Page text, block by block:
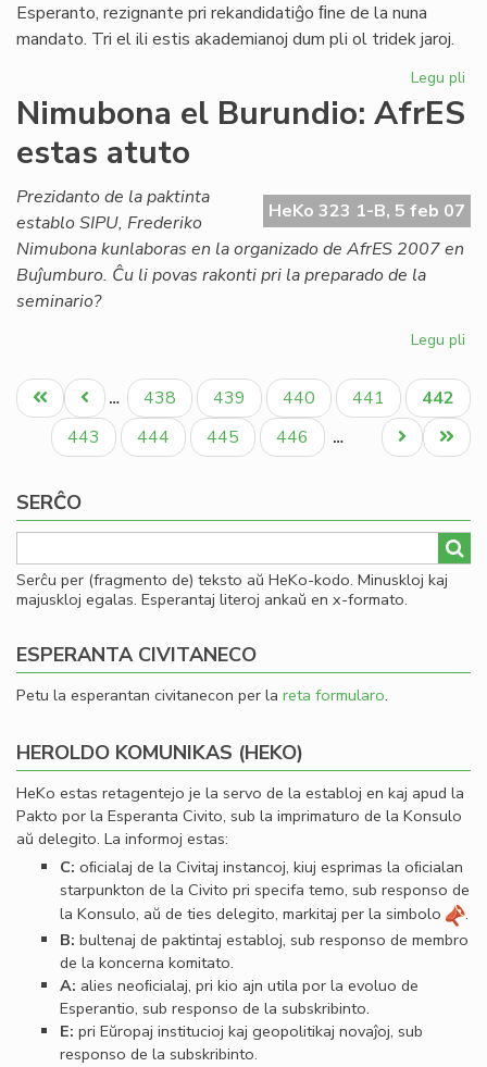
Esperanto, rezignante pri rekandidatiĝo ﬁne de la nuna
mandato. Tri el ili estis akademianoj dum pli ol tridek jaroj.
Legu pli
Nimubona el Burundio: AfrES
estas atuto
HeKo 323 1-B, 5 feb 07
Prezidanto de la paktinta
establo SIPU, Frederiko
Nimubona kunlaboras en la organizado de AfrES 2007 en
Buĵumburo. Ĉu li povas rakonti pri la preparado de la
seminario?
Legu pli
el
Pagination
Unua
paĝo
Antaŭa
paĝo
… Paĝo
438 Paĝo
439 Paĝo
440 Paĝo
441
Aktuala
paĝo
442
Paĝo
443 Paĝo
444 Paĝo
445 Paĝo
446 …
Last
page
Next
page
SERĈO
Serĉu per (fragmento de) teksto aŭ HeKo-kodo. Minuskloj kaj
majuskloj egalas. Esperantaj literoj ankaŭ en x-formato.
ESPERANTA CIVITANECO
Petu la esperantan civitanecon per la reta formularo.
HEROLDO KOMUNIKAS (HEKO)
HeKo estas retagentejo je la servo de la establoj en kaj apud la
Pakto por la Esperanta Civito, sub la imprimaturo de la Konsulo
aŭ delegito. La informoj estas:
C: oﬁcialaj de la Civitaj instancoj, kiuj esprimas la oﬁcialan
starpunkton de la Civito pri specifa temo, sub responso de
la Konsulo, aŭ de ties delegito, markitaj per la simbolo
.
B: bultenaj de paktintaj establoj, sub responso de membro
de la koncerna komitato.
A: alies neoﬁcialaj, pri kio ajn utila por la evoluo de
Esperantio, sub responso de la subskribinto.
E: pri Eŭropaj institucioj kaj geopolitikaj novaĵoj, sub
responso de la subskribinto.